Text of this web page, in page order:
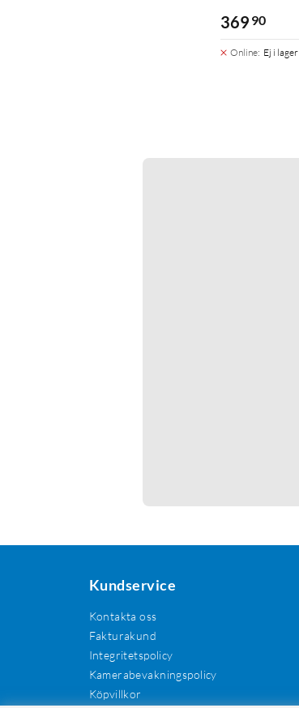
369 90
Online: Ej i lager
Kundservice
Kontakta oss
Fakturakund
Integritetspolicy
Kamerabevakningspolicy
Köpvillkor